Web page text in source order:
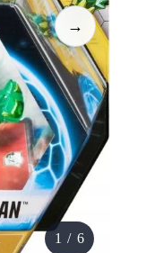
→
1 / 6